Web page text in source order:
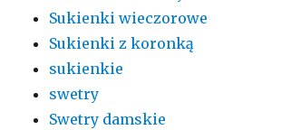
Sukienki wieczorowe
Sukienki z koronką
sukienkie
swetry
Swetry damskie